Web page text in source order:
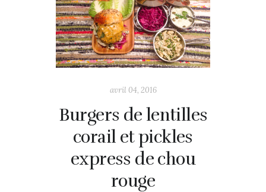
avril 04, 2016
Burgers de lentilles
corail et pickles
express de chou
rouge